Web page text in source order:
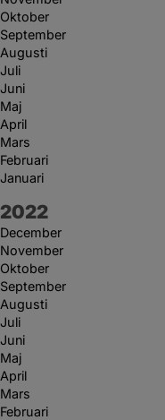
Oktober
September
Augusti
Juli
Juni
Maj
April
Mars
Februari
Januari
År:
2022
December
November
Oktober
September
Augusti
Juli
Juni
Maj
April
Mars
Februari